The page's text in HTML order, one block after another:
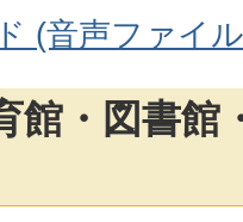
(音声ファイ
館・図書館